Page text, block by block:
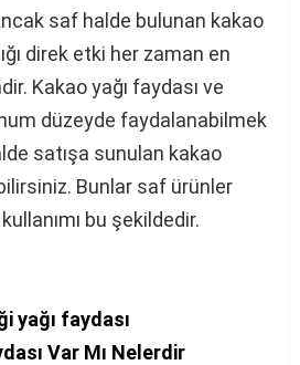
saf halde bulunan kakao
direk etki her zaman en
Kakao yağı faydası ve
düzeyde faydalanabilmek
satışa sunulan kakao
Bunlar saf ürünler
bu şekildedir.
yağı faydası
Var Mı Nelerdir